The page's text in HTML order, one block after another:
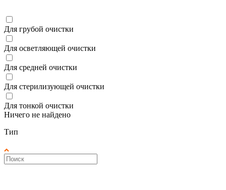
Для грубой очистки
Для осветляющей очистки
Для средней очистки
Для стерилизующей очистки
Для тонкой очистки
Ничего не найдено
Тип